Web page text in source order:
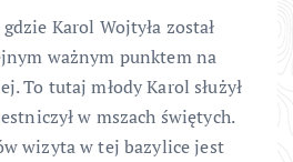
Karol Wojtyła został
ważnym punktem na
To tutaj młody Karol służył
w mszach świętych.
wizyta w tej bazylice jest